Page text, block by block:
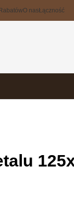
O nasŁączność